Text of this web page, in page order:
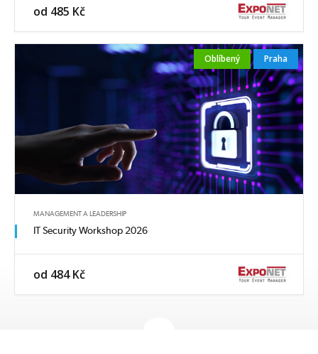
od 485 Kč
Oblíbený Praha
MANAGEMENT A LEADERSHIP
IT Security Workshop 2026
od 484 Kč